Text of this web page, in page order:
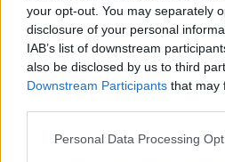
your opt-out. You may separately
disclosure of your personal
IAB’s list of downstream
also be disclosed by us to third
Downstream Participants that may
Personal Data Processing
Paroles + Traduction
Commentaires
Voir la vidéo de
Young»